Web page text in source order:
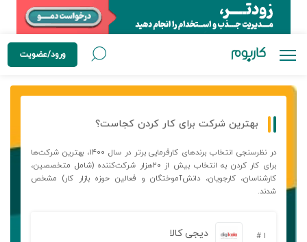
ورود/عضویت
بهترین شرکت برای کار کردن کجاست؟
در نظرسنجی انتخاب برندهای کارفرمایی برتر در سال ۱۴۰۰، بهترین شرکت‌ها
برای کار کردن به انتخاب بیش از ۲۰هزار شرکت‌کننده (شامل متخصصین،
کارشناسان، کارجویان، دانش‌آموختگان و فعالین حوزه بازار کار) مشخص
شدند.
۱ # دیجی کالا